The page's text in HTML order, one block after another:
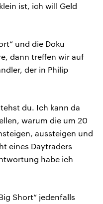
ist, ich will Geld
und die Doku
dann treffen wir auf
der in Philip
du. Ich kann da
warum die um 20
aussteigen und
eines Daytraders
habe ich
Short“ jedenfalls